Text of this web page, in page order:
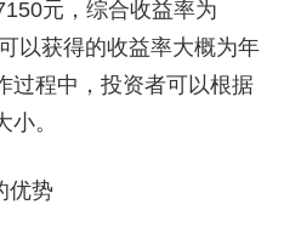
元，综合收益率为
以获得的收益率大概为年
过程中，投资者可以根据
。
势